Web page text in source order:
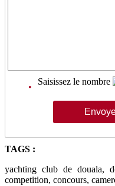
•
Saisissez le nombre
TAGS :
yachting club de douala,
competition, concours,